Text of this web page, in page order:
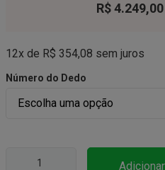
R$4.249,00
12x de R$ 354,08 sem juros
Número do Dedo